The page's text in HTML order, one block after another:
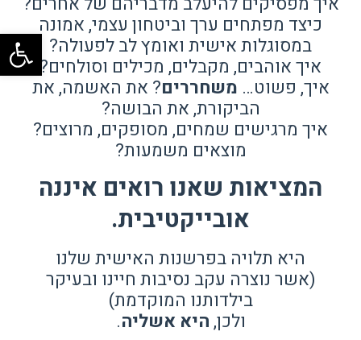
כיצד מפתחים ערך וביטחון עצמי, אמונה
במסוגלות אישית ואומץ לב לפעולה?
איך אוהבים, מקבלים, מכילים וסולחים?
איך, פשוט… משחררים? את האשמה, את
הביקורת, את הבושה?
איך מרגישים שמחים, מסופקים, מרוצים?
מוצאים משמעות?
המציאות שאנו רואים איננה
אובייקטיבית.
היא תלויה בפרשנות האישית שלנו
(אשר נוצרה עקב נסיבות חיינו ובעיקר
בילדותנו המוקדמת)
ולכן,היא אשליה.